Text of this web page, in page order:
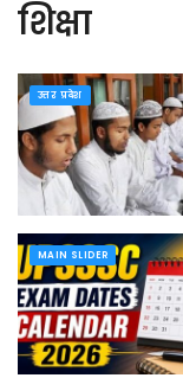
शिक्षा
उत्तर प्रदेश
MAIN SLIDER